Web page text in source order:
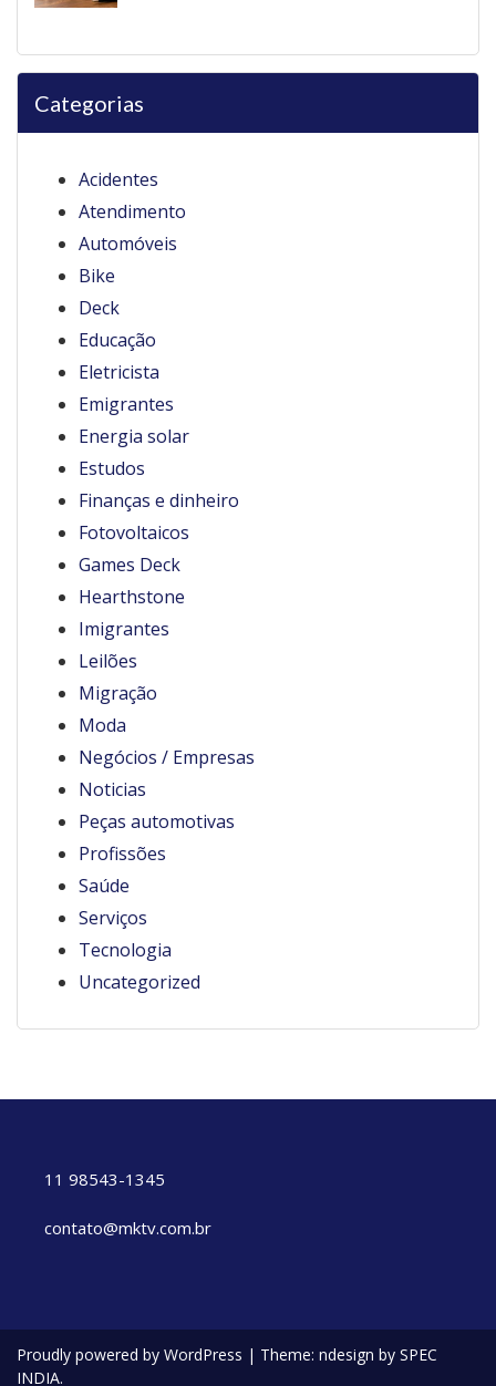
Categorias
Acidentes
Atendimento
Automóveis
Bike
Deck
Educação
Eletricista
Emigrantes
Energia solar
Estudos
Finanças e dinheiro
Fotovoltaicos
Games Deck
Hearthstone
Imigrantes
Leilões
Migração
Moda
Negócios / Empresas
Noticias
Peças automotivas
Profissões
Saúde
Serviços
Tecnologia
Uncategorized
11 98543-1345
contato@mktv.com.br
Proudly powered by WordPress | Theme: ndesign by SPEC
INDIA.